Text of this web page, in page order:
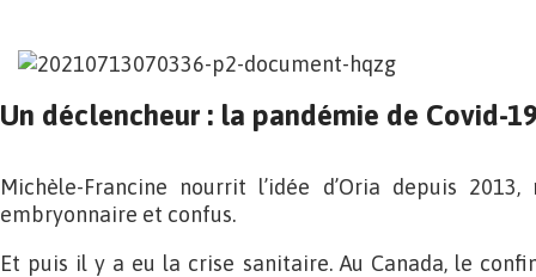
Un déclencheur : la pandémie de Covid-
Michèle-Francine nourrit l’idée d’Oria depuis
embryonnaire et confus.
Et puis il y a eu la crise sanitaire. Au Canada, le